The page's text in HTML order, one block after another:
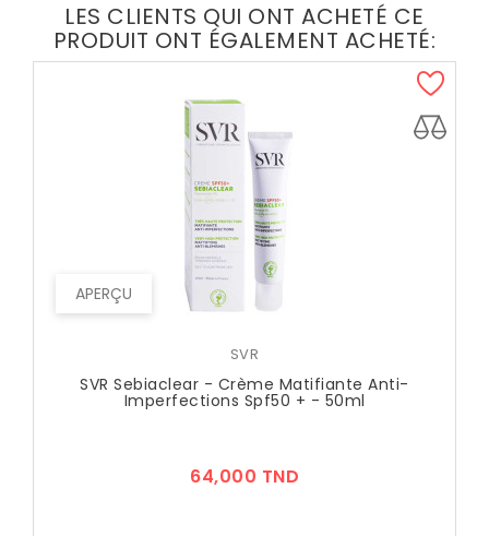
LES CLIENTS QUI ONT ACHETÉ CE
PRODUIT ONT ÉGALEMENT ACHETÉ:
APERÇU
SVR
SVR Sebiaclear - Crème Matifiante Anti-
Imperfections Spf50 + - 50ml
64,000 TND